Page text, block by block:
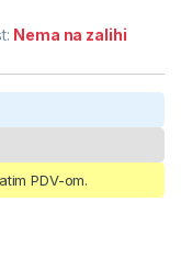
Nema na zalihi
PDV-om.